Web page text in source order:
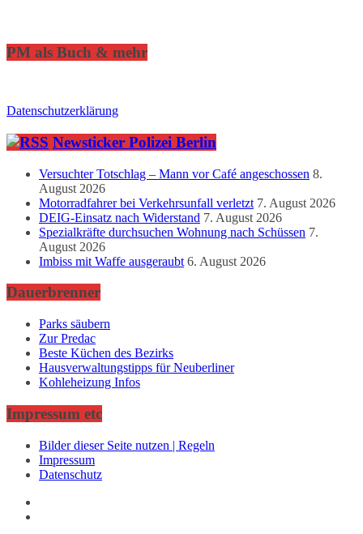
PM als Buch & mehr
Datenschutzerklärung
Newsticker Polizei Berlin
Versuchter Totschlag – Mann vor Café angeschossen 8.
August 2026
Motorradfahrer bei Verkehrsunfall verletzt 7. August 2026
DEIG-Einsatz nach Widerstand 7. August 2026
Spezialkräfte durchsuchen Wohnung nach Schüssen 7.
August 2026
Imbiss mit Waffe ausgeraubt 6. August 2026
Dauerbrenner
Parks säubern
Zur Predac
Beste Küchen des Bezirks
Hausverwaltungstipps für Neuberliner
Kohleheizung Infos
Impressum etc
Bilder dieser Seite nutzen | Regeln
Impressum
Datenschutz